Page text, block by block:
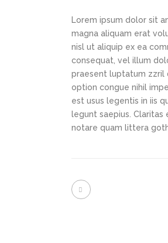
Lorem ipsum dolor sit
magna aliquam erat
nisl ut aliquip ex ea
consequat, vel illum
praesent luptatum zzril
option congue nihil
est usus legentis in iis
legunt saepius.
notare quam littera